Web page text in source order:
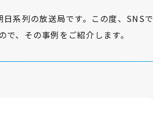
系列の放送局です。この度、SNSで
、その事例をご紹介します。